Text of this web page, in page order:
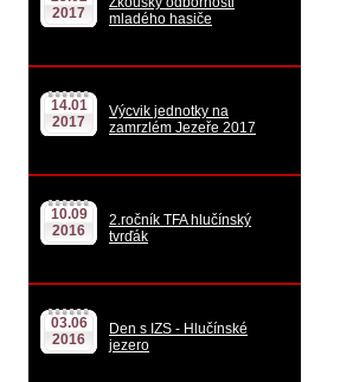
2017
mladého hasiče
14.01
2017
Výcvik jednotky na
zamrzlém Jezeře 2017
10.09
2016
2.ročník TFA hlučínský
tvrďák
03.06
2016
Den s IZS - Hlučínské
jezero